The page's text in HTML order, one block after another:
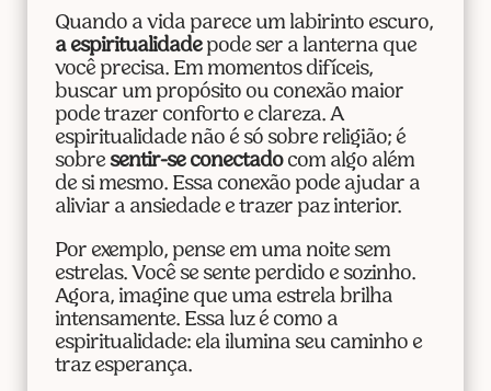
Quando a vida parece um labirinto escuro,
a espiritualidadepode ser a lanterna que
você precisa. Em momentos difíceis,
buscar um propósito ou conexão maior
pode trazer conforto e clareza. A
espiritualidade não é só sobre religião; é
sobre sentir-se conectadocom algo além
de si mesmo. Essa conexão pode ajudar a
aliviar a ansiedade e trazer paz interior.
Por exemplo, pense em uma noite sem
estrelas. Você se sente perdido e sozinho.
Agora, imagine que uma estrela brilha
intensamente. Essa luz é como a
espiritualidade: ela ilumina seu caminho e
traz esperança.